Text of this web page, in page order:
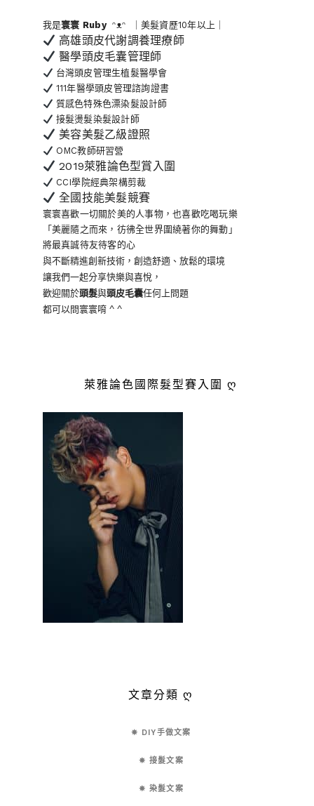
我是寰寰 Rubyᵔᴥᵔ ｜美髮資歷10年以上｜
高雄頭皮代謝調養理療師
醫學頭皮毛囊管理師
台灣頭皮管理生植髮醫學會
111年醫學頭皮管理諮詢證書
質感色特殊色漂染髮設計師
接髮燙髮染髮設計師
美容美髮乙級證照
OMC教師研習營
2019萊雅論色型賞入圍
CCI學院經典架構剪裁
全國技能美髮競賽
寰寰喜歡一切關於美的人事物，也喜歡吃喝玩樂
「美麗隨之而來，彷彿全世界圍繞著你的舞動」
將最真誠待友待客的心
與不斷精進創新技術，創造舒適、放鬆的環境
讓我們一起分享快樂與喜悅，
歡迎關於頭髮與頭皮毛囊任何上問題
都可以問寰寰唷 ^ ^
萊雅論色國際髮型賽入圍 ღ
文章分類 ღ
✵ DIY手做文案
✵ 接髮文案
✵ 染髮文案